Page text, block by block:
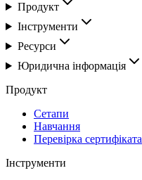
Продукт
Інструменти
Ресурси
Юридична інформація
Продукт
Сетапи
Навчання
Перевірка сертифіката
Інструменти